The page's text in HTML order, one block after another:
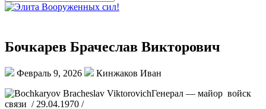
Бочкарев Брачеслав Викторович
Февраль 9, 2026
Кинжаков Иван
Генерал — майор войск
связи / 29.04.1970 /